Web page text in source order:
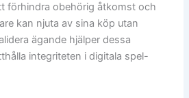
förhindra obehörig åtkomst och
kan njuta av sina köp utan
ägande hjälper dessa
integriteten i digitala spel-